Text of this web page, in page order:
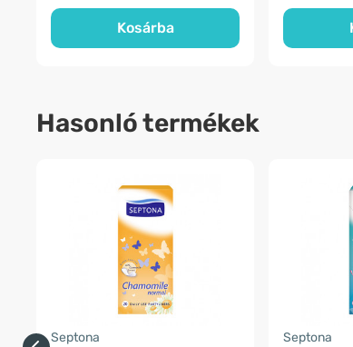
Kosárba
Hasonló termékek
Septona Septona